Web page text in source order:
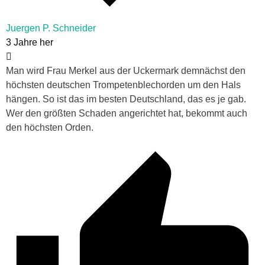
Juergen P. Schneider
3 Jahre her
Man wird Frau Merkel aus der Uckermark demnächst den
höchsten deutschen Trompetenblechorden um den Hals
hängen. So ist das im besten Deutschland, das es je gab.
Wer den größten Schaden angerichtet hat, bekommt auch
den höchsten Orden.